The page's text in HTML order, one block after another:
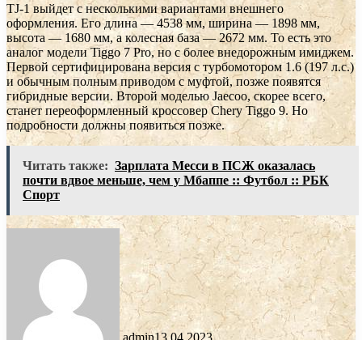
TJ-1 выйдет с несколькими вариантами внешнего
оформления. Его длина — 4538 мм, ширина — 1898 мм,
высота — 1680 мм, а колесная база — 2672 мм. То есть это
аналог модели Tiggo 7 Pro, но с более внедорожным имиджем.
Первой сертифицирована версия с турбомотором 1.6 (197 л.с.)
и обычным полным приводом с муфтой, позже появятся
гибридные версии. Второй моделью Jaecoo, скорее всего,
станет переоформленный кроссовер Chery Tiggo 9. Но
подробности должны появиться позже.
Читать также: Зарплата Месси в ПСЖ оказалась
почти вдвое меньше, чем у Мбаппе :: Футбол :: РБК
Спорт
admin13.04.2023